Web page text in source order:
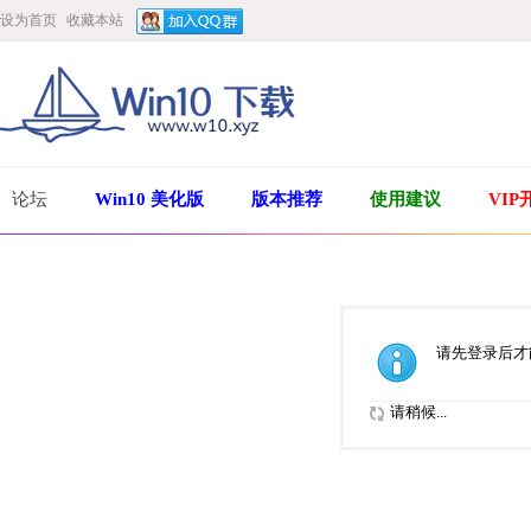
设为首页 收藏本站
论坛 Win10 美化版 版本推荐 使用建议 VIP
请先登录后
请稍候...